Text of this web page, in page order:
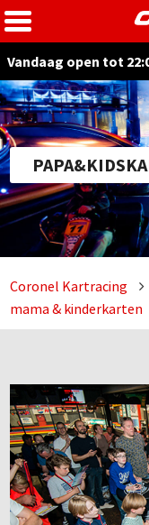
Vandaag open tot
Coronel Kartracing
mama & kinderkarten